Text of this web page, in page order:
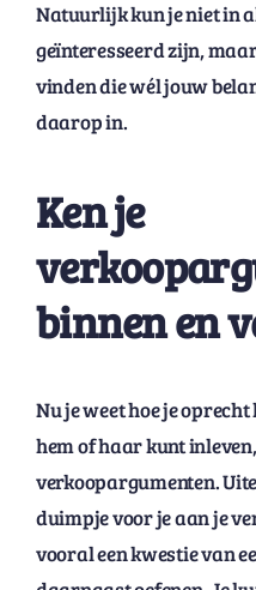
Natuurlijk kun je niet in
geïnteresseerd zijn,
vinden die wél jouw
daarop in.
Ken je
binnen en
Nu je weet hoe je
hem of haar kunt
verkoopargumenten.
duimpje voor je aan je
vooral een kwestie van